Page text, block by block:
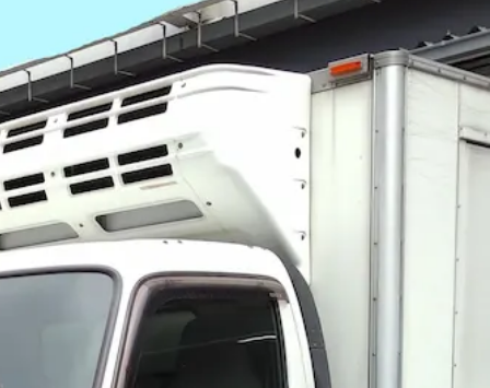
）｜北海道小樽市